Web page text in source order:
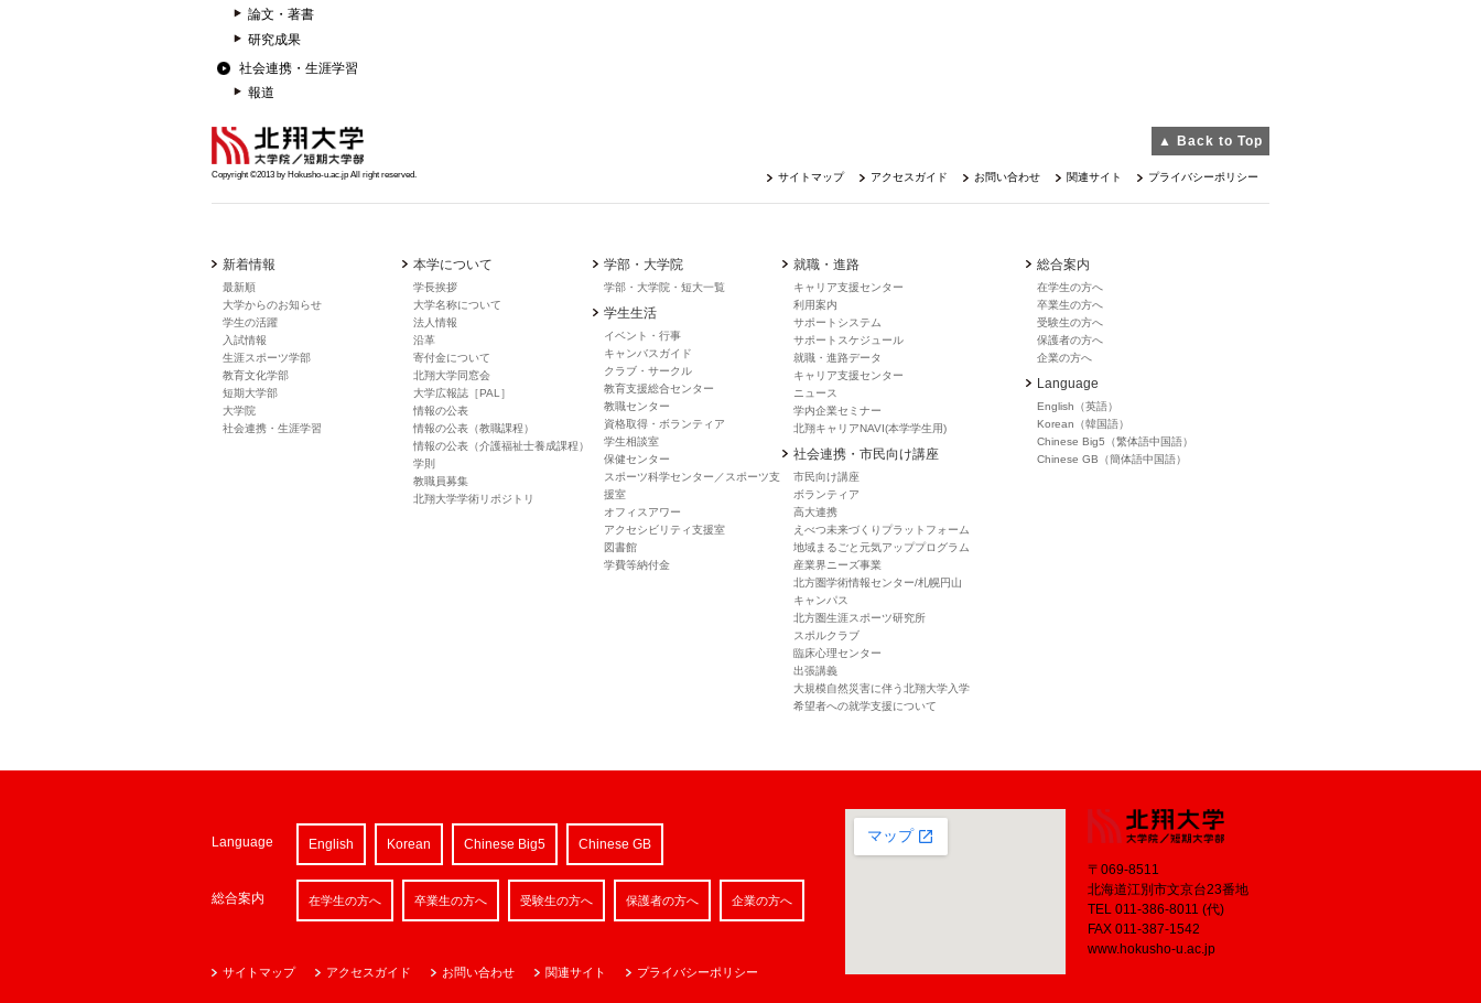
論文・著書
研究成果
社会連携・生涯学習
報道
▲ Back to Top
Copyright ©2013 by Hokusho-u.ac.jp All right reserved. サイトマップ アクセスガイド お問い合わせ 関連サイト プライバシーポリシー
新着情報
最新順
大学からのお知らせ
学生の活躍
入試情報
生涯スポーツ学部
教育文化学部
短期大学部
大学院
社会連携・生涯学習
本学について
学長挨拶
大学名称について
法人情報
沿革
寄付金について
北翔大学同窓会
大学広報誌［PAL］
情報の公表
情報の公表（教職課程）
情報の公表（介護福祉士養成課程）
学則
教職員募集
北翔大学学術リポジトリ
学部・大学院
学部・大学院・短大一覧
学生生活
イベント・行事
キャンバスガイド
クラブ・サークル
教育支援総合センター
教職センター
資格取得・ボランティア
学生相談室
保健センター
スポーツ科学センター／スポーツ支
援室
オフィスアワー
アクセシビリティ支援室
図書館
学費等納付金
就職・進路
キャリア支援センター
利用案内
サポートシステム
サポートスケジュール
就職・進路データ
キャリア支援センター
ニュース
学内企業セミナー
北翔キャリアNAVI(本学学生用)
社会連携・市民向け講座
市民向け講座
ボランティア
高大連携
えべつ未来づくりプラットフォーム
地域まるごと元気アッププログラム
産業界ニーズ事業
北方圏学術情報センター/札幌円山
キャンパス
北方圏生涯スポーツ研究所
スポルクラブ
臨床心理センター
出張講義
大規模自然災害に伴う北翔大学入学
希望者への就学支援について
総合案内
在学生の方へ
卒業生の方へ
受験生の方へ
保護者の方へ
企業の方へ
Language
English（英語）
Korean（韓国語）
Chinese Big5（繁体語中国語）
Chinese GB（簡体語中国語）
〒069-8511
北海道江別市文京台23番地
TEL 011-386-8011 (代)
FAX 011-387-1542
www.hokusho-u.ac.jp
Language English Korean Chinese Big5 Chinese GB
総合案内 在学生の方へ 卒業生の方へ 受験生の方へ 保護者の方へ 企業の方へ
サイトマップ アクセスガイド お問い合わせ 関連サイト プライバシーポリシー